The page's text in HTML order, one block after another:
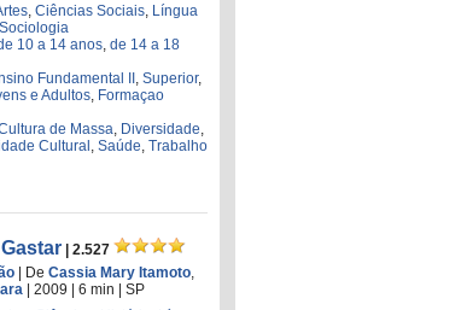
Ciências Sociais Língua
Sociologia
10 a 14 anos de 14 a 18
Fundamental II Superior,
e Adultos Formaçao
de Massa Diversidade
Cultural Saúde Trabalho
| 2.527
| De Cassia Mary Itamoto
| 2009 | 6 min | SP